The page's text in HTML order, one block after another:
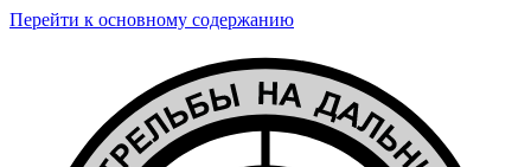
Перейти к основному содержанию